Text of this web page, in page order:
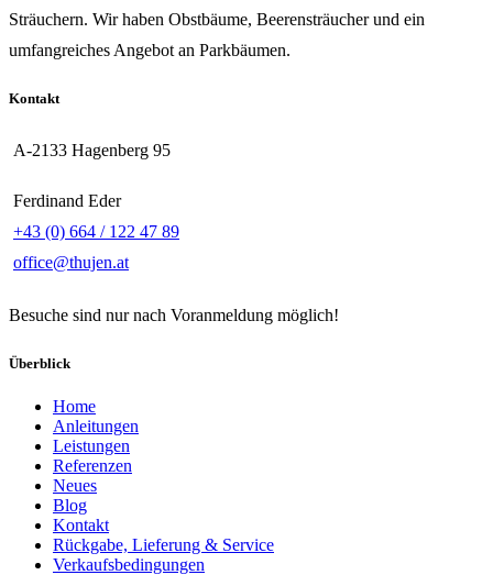
Sträuchern. Wir haben Obstbäume, Beerensträucher und ein
umfangreiches Angebot an Parkbäumen.
Kontakt
A-2133 Hagenberg 95
Ferdinand Eder
+43 (0) 664 / 122 47 89
office@thujen.at
Besuche sind nur nach Voranmeldung möglich!
Überblick
Home
Anleitungen
Leistungen
Referenzen
Neues
Blog
Kontakt
Rückgabe, Lieferung & Service
Verkaufsbedingungen